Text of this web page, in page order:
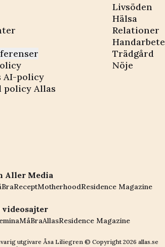
AI-policy
policy Allas
Livsöden
Hälsa
Relationer
Handarbete
Trädgård
Nöje
Aller Media
ReceptMotherhoodResidence Magazine
videosajter
MåBraAllasResidence Magazine
utgivare Åsa Liliegren © Copyright2026 allas.se